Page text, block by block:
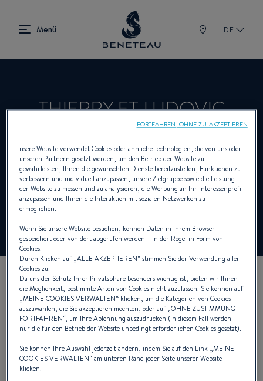
DE
THIERRY ET LUDOVIC
CLARET
Händler Innenborder, Aussenborder für
BENETEAU
UNSERE KONTAKTDATEN
+590269797
nsere Website verwendet Cookies oder ähnliche Technologien, die von uns oder
unseren Partnern gesetzt werden, um den Betrieb der Website zu
gewährleisten, Ihnen die gewünschten Dienste bereitzustellen, Funktionen zu
verbessern und individuell anzupassen, unsere Zielgruppe sowie die Leistung
der Website zu messen und zu analysieren, die Werbung an Ihr Interessenprofil
anzupassen und Ihnen die Interaktion mit sozialen Netzwerken zu
ermöglichen.
Wenn Sie unsere Website besuchen, können Daten in Ihrem Browser
gespeichert oder von dort abgerufen werden – in der Regel in Form von
Cookies.
Durch Klicken auf „ALLE AKZEPTIEREN“ stimmen Sie der Verwendung aller
Cookies zu.
Da uns der Schutz Ihrer Privatsphäre besonders wichtig ist, bieten wir Ihnen
die Möglichkeit, bestimmte Arten von Cookies nicht zuzulassen. Sie können auf
„MEINE COOKIES VERWALTEN“ klicken, um die Kategorien von Cookies
auszuwählen, die Sie akzeptieren möchten, oder auf „OHNE ZUSTIMMUNG
FORTFAHREN“, um Ihre Ablehnung auszudrücken (in diesem Fall werden
nur die für den Betrieb der Website unbedingt erforderlichen Cookies gesetzt).
Sie können Ihre Auswahl jederzeit ändern, indem Sie auf den Link „MEINE
COOKIES VERWALTEN“ am unteren Rand jeder Seite unserer Website
klicken.
FORTFAHREN, OHNE ZU AKZEPTIEREN